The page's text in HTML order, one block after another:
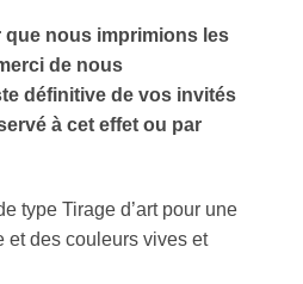
nous imprimions les
de nous
définitive de vos invités
à cet effet ou par
type Tirage d’art pour une
et des couleurs vives et